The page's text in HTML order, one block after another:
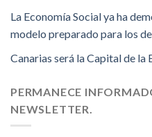
La Economía Social ya ha
modelo preparado para los
Canarias será la Capital de la
PERMANECE
NEWSLETTER.